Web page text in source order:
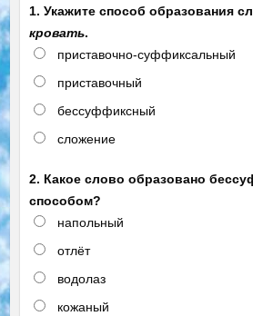
1. Укажите способ образования
кровать.
приставочно-суффиксальный
приставочный
бессуффиксный
сложение
2. Какое слово образовано
способом?
напольный
отлёт
водолаз
кожаный